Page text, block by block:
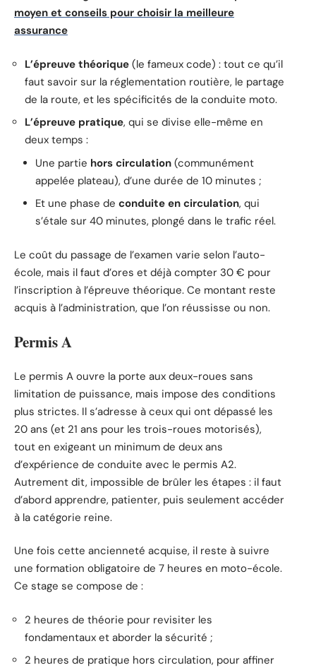
moyen et conseils pour choisir la meilleure
assurance
L’épreuve théorique (le fameux code) : tout ce qu’il
faut savoir sur la réglementation routière, le partage
de la route, et les spécificités de la conduite moto.
L’épreuve pratique, qui se divise elle-même en
deux temps :
Une partie hors circulation (communément
appelée plateau), d’une durée de 10 minutes ;
Et une phase de conduite en circulation, qui
s’étale sur 40 minutes, plongé dans le trafic réel.
Le coût du passage de l’examen varie selon l’auto-
école, mais il faut d’ores et déjà compter 30 € pour
l’inscription à l’épreuve théorique. Ce montant reste
acquis à l’administration, que l’on réussisse ou non.
Permis A
Le permis A ouvre la porte aux deux-roues sans
limitation de puissance, mais impose des conditions
plus strictes. Il s’adresse à ceux qui ont dépassé les
20 ans (et 21 ans pour les trois-roues motorisés),
tout en exigeant un minimum de deux ans
d’expérience de conduite avec le permis A2.
Autrement dit, impossible de brûler les étapes : il faut
d’abord apprendre, patienter, puis seulement accéder
à la catégorie reine.
Une fois cette ancienneté acquise, il reste à suivre
une formation obligatoire de 7 heures en moto-école.
Ce stage se compose de :
2 heures de théorie pour revisiter les
fondamentaux et aborder la sécurité ;
2 heures de pratique hors circulation, pour affiner